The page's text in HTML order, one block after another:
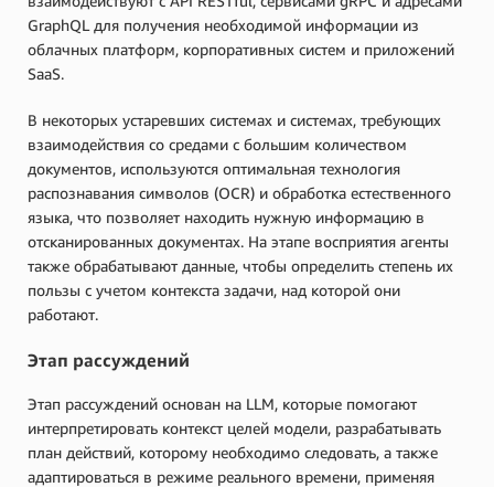
GraphQL для получения необходимой информации из
облачных платформ, корпоративных систем и приложений
SaaS.
В некоторых устаревших системах и системах, требующих
взаимодействия со средами с большим количеством
документов, используются оптимальная технология
распознавания символов (OCR) и обработка естественного
языка, что позволяет находить нужную информацию в
отсканированных документах. На этапе восприятия агенты
также обрабатывают данные, чтобы определить степень их
пользы с учетом контекста задачи, над которой они
работают.
Этап рассуждений
Этап рассуждений основан на LLM, которые помогают
интерпретировать контекст целей модели, разрабатывать
план действий, которому необходимо следовать, а также
адаптироваться в режиме реального времени, применяя